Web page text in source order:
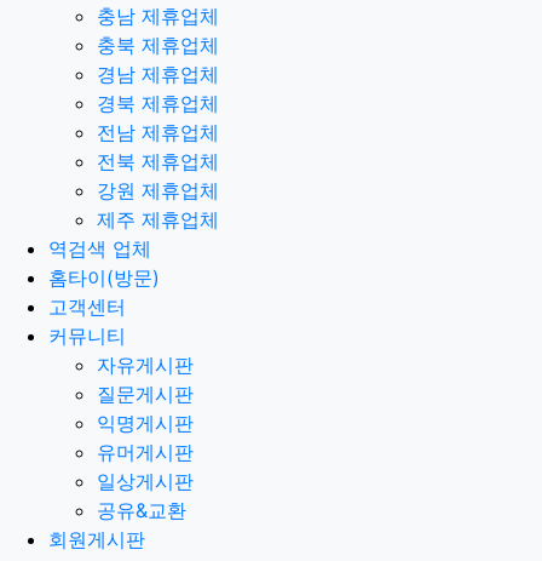
충남 제휴업체
충북 제휴업체
경남 제휴업체
경북 제휴업체
전남 제휴업체
전북 제휴업체
강원 제휴업체
제주 제휴업체
역검색 업체
홈타이(방문)
고객센터
커뮤니티
자유게시판
질문게시판
익명게시판
유머게시판
일상게시판
공유&교환
회원게시판